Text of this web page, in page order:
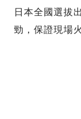
日本全國選拔
勁，保證現場